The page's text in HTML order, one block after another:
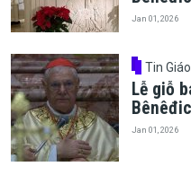
Jan 01, 2026
Tin
Lễ giỗ
Jan 01, 2026